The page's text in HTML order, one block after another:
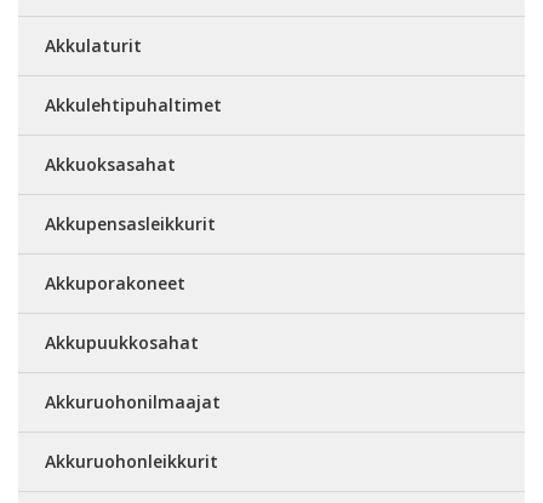
Akkulaturit
Akkulehtipuhaltimet
Akkuoksasahat
Akkupensasleikkurit
Akkuporakoneet
Akkupuukkosahat
Akkuruohonilmaajat
Akkuruohonleikkurit